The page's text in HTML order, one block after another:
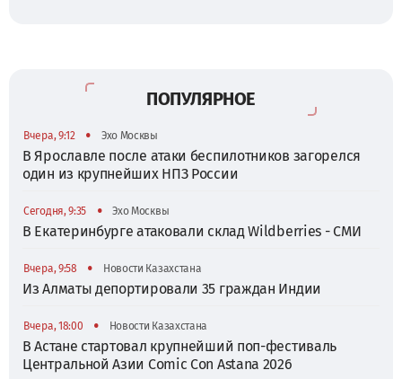
ПОПУЛЯРНОЕ
Вчера, 9:12 • Эхо Москвы
В Ярославле после атаки беспилотников загорелся
один из крупнейших НПЗ России
Сегодня, 9:35 • Эхо Москвы
В Екатеринбурге атаковали склад Wildberries - СМИ
Вчера, 9:58 • Новости Казахстана
Из Алматы депортировали 35 граждан Индии
Вчера, 18:00 • Новости Казахстана
В Астане стартовал крупнейший поп-фестиваль
Центральной Азии Comic Con Astana 2026